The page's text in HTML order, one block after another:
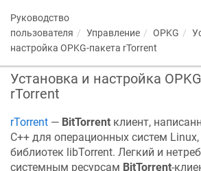
Руководство
пользователя
Управление OPKG
настройка OPKG-пакета rTorrent
Установка и настройка
rTorrent
rTorrent — BitTorrent клиент,
C++ для операционных систем
библиотек libTorrent. Легкий и
системным ресурсам BitTorrent-